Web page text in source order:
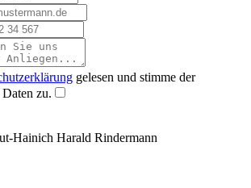
gelesen und stimme der
zu.
Hainich Harald Rindermann